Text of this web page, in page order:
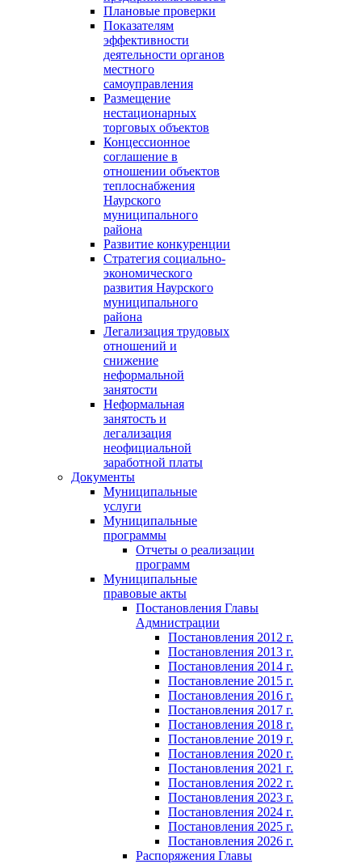
Плановые проверки
Показателям
эффективности
деятельности органов
местного
самоуправления
Размещение
нестационарных
торговых объектов
Концессионное
соглашение в
отношении объектов
теплоснабжения
Наурского
муниципального
района
Развитие конкуренции
Стратегия социально-
экономического
развития Наурского
муниципального
района
Легализация трудовых
отношений и
снижение
неформальной
занятости
Неформальная
занятость и
легализация
неофициальной
заработной платы
Документы
Муниципальные
услуги
Муниципальные
программы
Отчеты о реализации
программ
Муниципальные
правовые акты
Постановления Главы
Адмнистрации
Постановления 2012 г.
Постановления 2013 г.
Постановления 2014 г.
Постановление 2015 г.
Постановления 2016 г.
Постановления 2017 г.
Постановления 2018 г.
Постановление 2019 г.
Постановления 2020 г.
Постановления 2021 г.
Постановления 2022 г.
Постановления 2023 г.
Постановления 2024 г.
Постановления 2025 г.
Постановления 2026 г.
Распоряжения Главы